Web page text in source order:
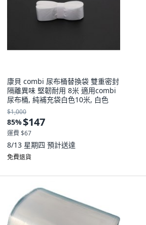
康貝 combi 尿布桶替換袋 雙重密封
隔離異味 堅韌耐用 8米 適用combi
尿布桶, 純補充袋白色10米, 白色
$1,000
85%$147
運費 $67
8/13 星期四 預計送達
免費退貨